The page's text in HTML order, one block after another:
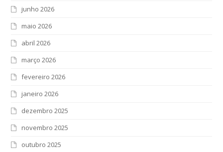
junho 2026
maio 2026
abril 2026
março 2026
fevereiro 2026
janeiro 2026
dezembro 2025
novembro 2025
outubro 2025